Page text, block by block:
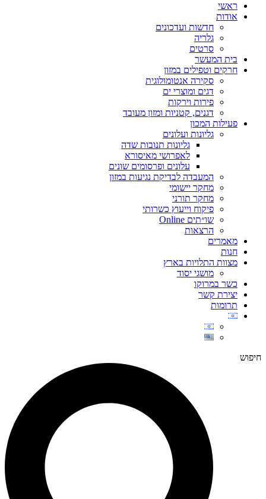
ראשי
אודות
חדשות ועדכונים
גלריה
סרטים
בית המעשר
חרקים וטפילים במזון
סקירה אנטומולוגית
דגים ומוצרי ים
פירות וירקות
דגנים, קטניות ומזון מעובד
פעילות המכון
גליונות ועלונים
גליונות תנובות שדה
לאפרושי מאיסורא
עלונים ופרסומים שונים
המעבדה לבדיקת נגיעות במזון
מחקר יישומי
מחקר תורני
פיקוח וייעוץ כשרותי
שו״תים Online
הרצאות
מאמרים
חנות
מצוות התלויות בארץ
מושגי יסוד
כשר במרוקו
יצירת קשר
תרומות
חיפוש